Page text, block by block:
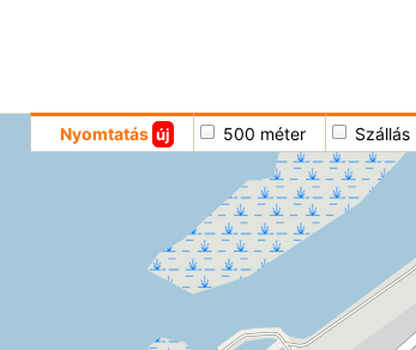
Nyomtatás új 500 méter Szállás